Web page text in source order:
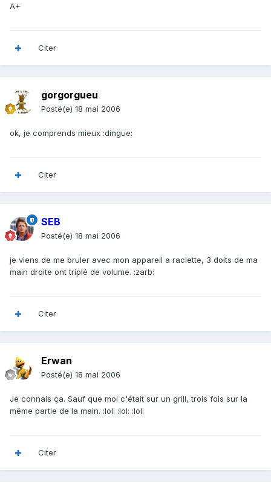
A+
Citer
gorgorgueu
Posté(e) 18 mai 2006
ok, je comprends mieux :dingue:
Citer
SEB
Posté(e) 18 mai 2006
je viens de me bruler avec mon appareil a raclette, 3 doits de ma
main droite ont triplé de volume. :zarb:
Citer
Erwan
Posté(e) 18 mai 2006
Je connais ça. Sauf que moi c'était sur un grill, trois fois sur la
même partie de la main. :lol: :lol: :lol:
Citer